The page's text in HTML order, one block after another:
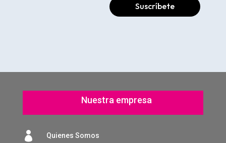
Suscríbete
Nuestra empresa
 Quienes Somos